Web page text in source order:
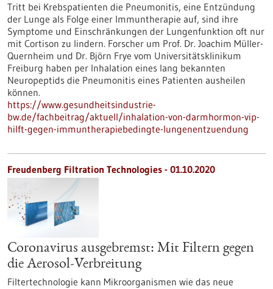
Tritt bei Krebspatienten die Pneumonitis, eine Entzündung
der Lunge als Folge einer Immuntherapie auf, sind ihre
Symptome und Einschränkungen der Lungenfunktion oft nur
mit Cortison zu lindern. Forscher um Prof. Dr. Joachim Müller-
Quernheim und Dr. Björn Frye vom Universitätsklinikum
Freiburg haben per Inhalation eines lang bekannten
Neuropeptids die Pneumonitis eines Patienten ausheilen
können.
https://www.gesundheitsindustrie-
bw.de/fachbeitrag/aktuell/inhalation-von-darmhormon-vip-
hilft-gegen-immuntherapiebedingte-lungenentzuendung
Freudenberg Filtration Technologies - 01.10.2020
Coronavirus ausgebremst: Mit Filtern gegen
die Aerosol-Verbreitung
Filtertechnologie kann Mikroorganismen wie das neue